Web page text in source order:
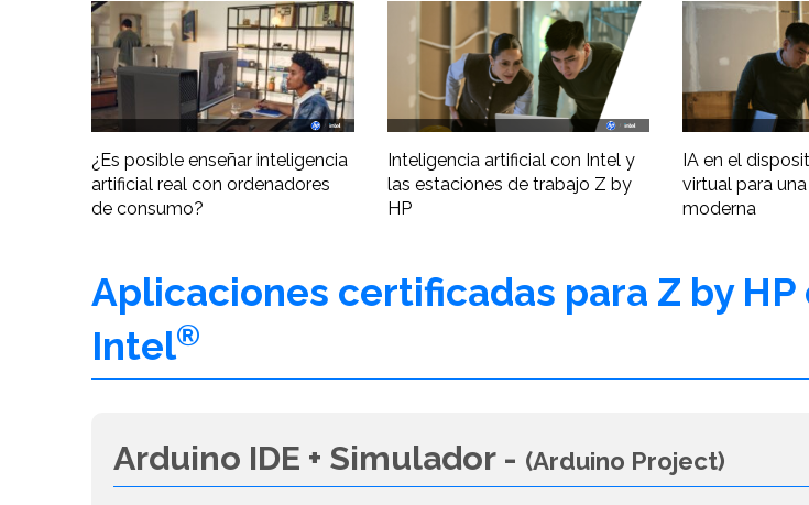
¿Es posible enseñar inteligencia
artificial real con ordenadores
de consumo?
Inteligencia artificial con Intel y
las estaciones de trabajo Z by
HP
IA en el
virtual para
moderna
Aplicaciones certificadas para Z by HP
Intel®
Arduino IDE + Simulador - (Arduino Project)